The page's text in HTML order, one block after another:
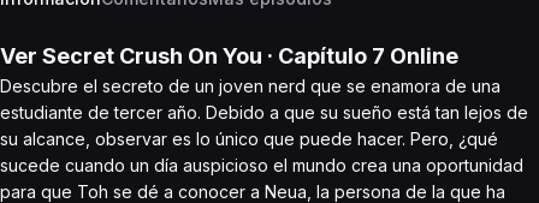
Ver Secret Crush On You · Capítulo 7 Online
Descubre el secreto de un joven nerd que se enamora de una
estudiante de tercer año. Debido a que su sueño está tan lejos de
su alcance, observar es lo único que puede hacer. Pero, ¿qué
sucede cuando un día auspicioso el mundo crea una oportunidad
para que Toh se dé a conocer a Neua, la persona de la que ha